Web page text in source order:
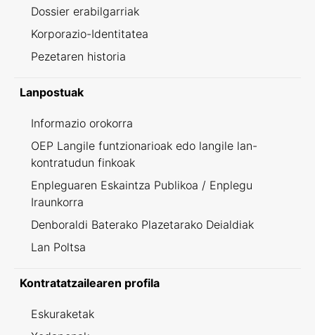
Dossier erabilgarriak
Korporazio-Identitatea
Pezetaren historia
Lanpostuak
Informazio orokorra
OEP Langile funtzionarioak edo langile lan-
kontratudun finkoak
Enpleguaren Eskaintza Publikoa / Enplegu
Iraunkorra
Denboraldi Baterako Plazetarako Deialdiak
Lan Poltsa
Kontratatzailearen profila
Eskuraketak